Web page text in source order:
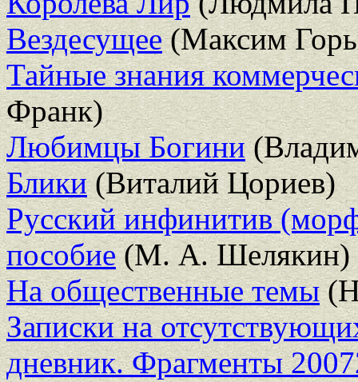
Вездесущее(Максим
Тайные знания
Франк)
Любимцы Богини
Блики(Виталий Цориев)
Русский инфинитив
пособие(М. А. Шелякин)
На общественные темы
Записки на
дневник. Фрагменты